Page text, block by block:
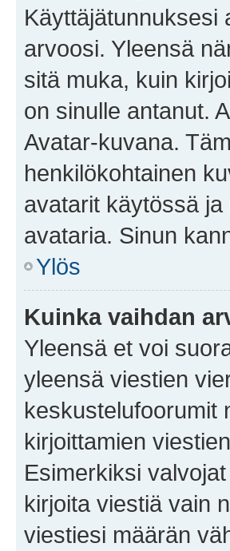
Käyttäjätunnuksesi
arvoosi. Yleensä
sitä muka, kuin
on sinulle antanut.
Avatar-kuvana.
henkilökohtainen
avatarit käytössä
avataria. Sinun
Ylös
Kuinka vaihdan
Yleensä et voi
yleensä viestien
keskustelufoorumit
kirjoittamien
Esimerkiksi
kirjoita viestiä vain
viestiesi määrän